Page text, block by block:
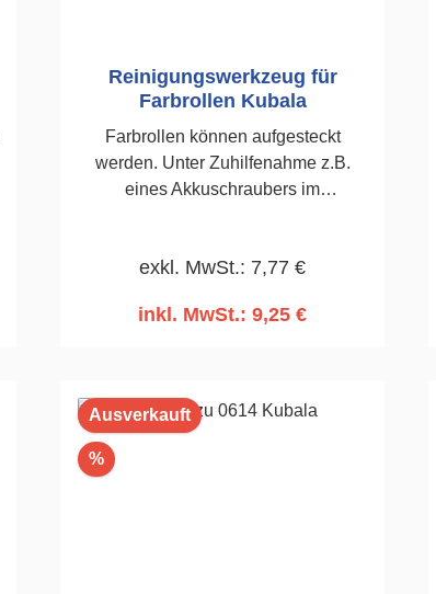
Reinigungswerkzeug für
Farbrollen Kubala
Farbrollen können aufgesteckt
werden. Unter Zuhilfenahme z.B.
eines Akkuschraubers im
exkl. MwSt.: 7,77 €
inkl. MwSt.: 9,25 €
Ausverkauft
%Rabatt